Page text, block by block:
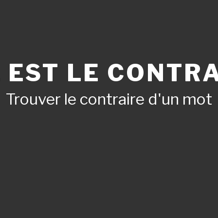
EST LE
Trouver le contraire d'un mot